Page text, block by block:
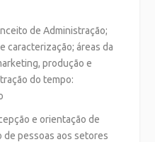
de Administração;
caracterização; áreas da
produção e
do tempo:
e orientação de
pessoas aos setores